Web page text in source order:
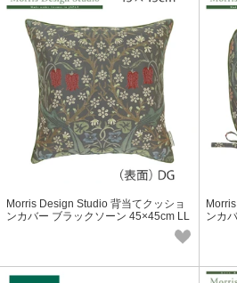
Morris Design Studio 背当てクッショ
ンカバー ブラックソーン 45×45cm LL
ンカ